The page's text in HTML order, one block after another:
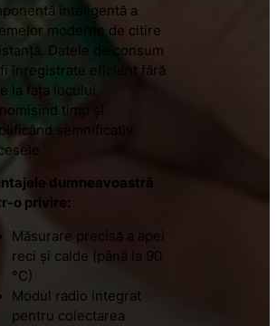
inteligentă a
moderne de citire
Datele de consum
înregistrate eficient fără
la fața locului,
timp și
semnificativ
dumneavoastră
o privire:
Măsurare precisă a apei
reci și calde (până la 90
°C)
Modul radio integrat
pentru colectarea